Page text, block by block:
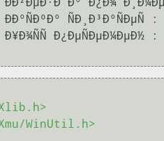
WinUtil.h>